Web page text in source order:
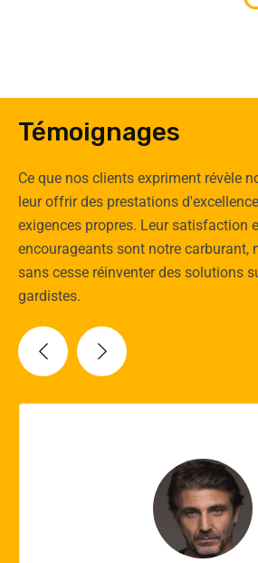
Témoignages
Ce que nos clients expriment révèle
leur offrir des prestations
exigences propres. Leur satisfaction
encourageants sont notre carburant,
sans cesse réinventer des solutions
gardistes.